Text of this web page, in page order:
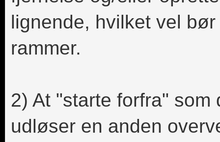
lignende, hvilket vel
rammer.
2) At "starte forfra"
udløser en anden